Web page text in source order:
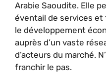
Arabie Saoudite. Elle
éventail de services
le développement
auprès d’un vaste
d’acteurs du marché.
franchir le pas.